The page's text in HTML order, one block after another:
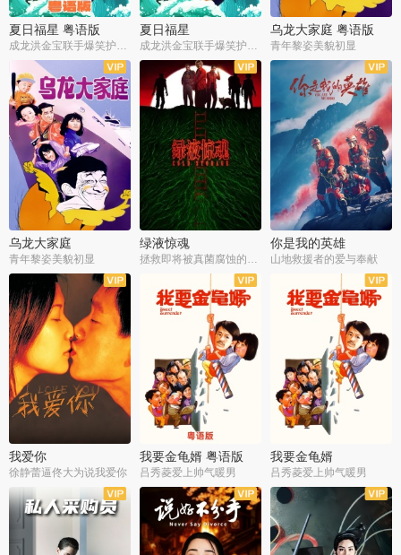
夏日福星 粤语版 夏日福星 乌龙大家庭 粤语版
青年黎姿美貌初显
乌龙大家庭
青年黎姿美貌初显
绿液惊魂
拯救即将被真菌腐蚀的世界
你是我的英雄
山地救援者的爱与奉献
我爱你
徐静蕾逼佟大为说我爱你
我要金龟婿 粤语版
吕秀菱爱上帅气暖男
我要金龟婿
吕秀菱爱上帅气暖男